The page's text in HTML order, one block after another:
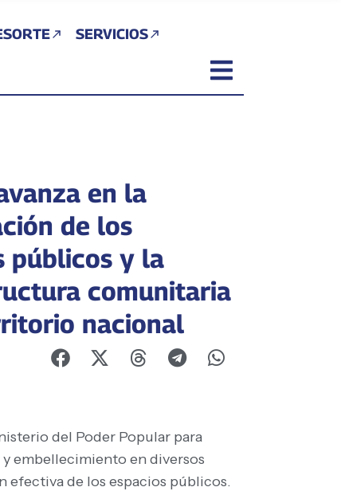
SERVICIOS
en la
de los
públicos y la
comunitaria
nacional
del Poder Popular para
embellecimiento en diversos
efectiva de los espacios públicos.